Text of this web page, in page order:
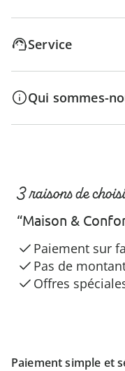
Service
Qui sommes-
Paiement simple et
3 raisons de
“Maison &
Paiement sur
Pas de
Offres